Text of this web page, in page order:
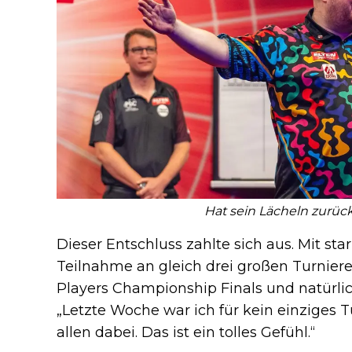
Hat sein Lächeln
Dieser Entschluss zahlte sich aus. Mit
Teilnahme an gleich drei großen
Players Championship Finals und
„Letzte Woche war ich für kein einziges
allen dabei. Das ist ein tolles Gefühl.“